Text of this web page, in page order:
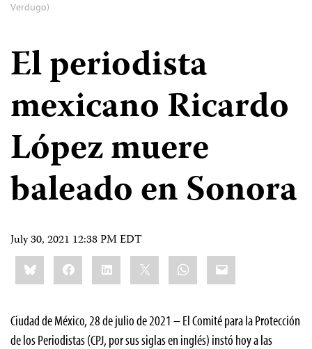
Verdugo)
El periodista
mexicano Ricardo
López muere
baleado en Sonora
July 30, 2021 12:38 PM EDT
Share
this:BlueskyFacebookLinkedIn WhatsApp
Email
Ciudad de México, 28 de julio de 2021 – El Comité para la Protección
de los Periodistas (CPJ, por sus siglas en inglés) instó hoy a las